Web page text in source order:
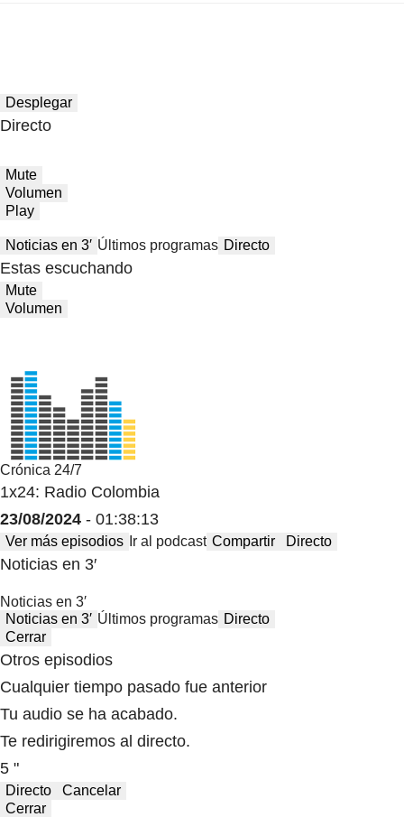
Desplegar
Directo
Mute
Volumen
Play
Noticias en 3′ Últimos programas Directo
Estas escuchando
Mute
Volumen
Crónica 24/7
1x24: Radio Colombia
23/08/2024 - 01:38:13
Ver más episodios Ir al podcast Compartir Directo
Noticias en 3′
Noticias en 3′
Noticias en 3′ Últimos programas Directo
Cerrar
Otros episodios
Cualquier tiempo pasado fue anterior
Tu audio se ha acabado.
Te redirigiremos al directo.
5 "
Directo
Cancelar
Cerrar